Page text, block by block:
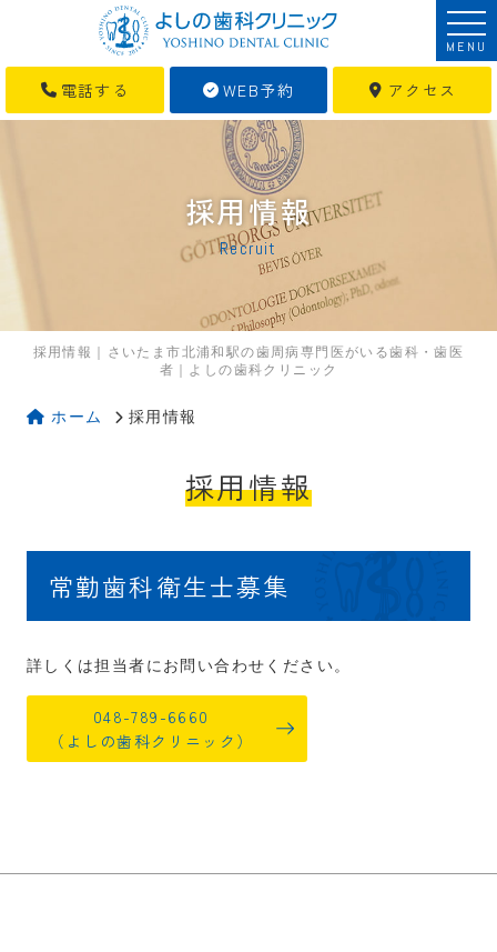
MENU
電話する WEB予約 アクセス
採用情報
Recruit
採用情報｜さいたま市北浦和駅の歯周病専門医がいる歯科・歯医
者｜よしの歯科クリニック
ホーム 採用情報
採用情報
常勤歯科衛生士募集
詳しくは担当者にお問い合わせください。
048-789-6660
（よしの歯科クリニック）